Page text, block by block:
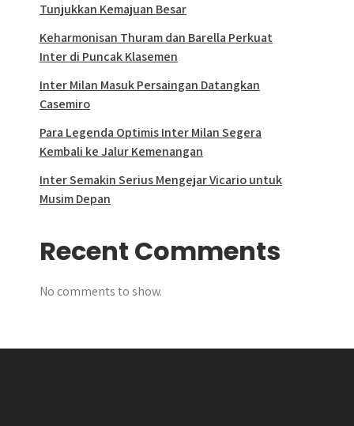
Tunjukkan Kemajuan Besar
Keharmonisan Thuram dan Barella Perkuat
Inter di Puncak Klasemen
Inter Milan Masuk Persaingan Datangkan
Casemiro
Para Legenda Optimis Inter Milan Segera
Kembali ke Jalur Kemenangan
Inter Semakin Serius Mengejar Vicario untuk
Musim Depan
Recent Comments
No comments to show.